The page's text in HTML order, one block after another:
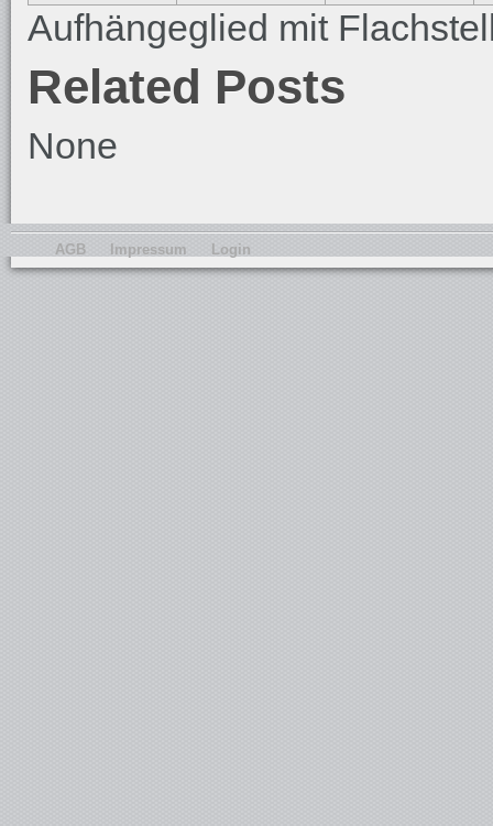
Aufhängeglied mit
Related Posts
None
AGB Impressum Login